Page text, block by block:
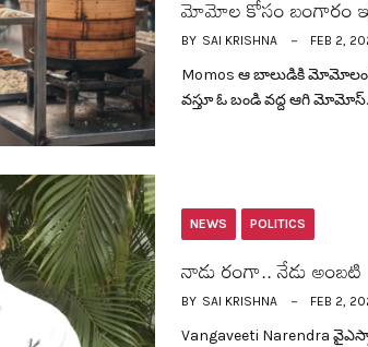
మోమోల కోసం బంగారం
BY SAI KRISHNA FEB 2,
Momos ఆ బాలుడికి
వ‌స్తూ ఓ బండి వ‌ద్ద ఆగి
NEWS POLITICS
నాడు రంగా.. నేడు అంబ‌టి
BY SAI KRISHNA FEB 2,
Vangaveeti Narendra